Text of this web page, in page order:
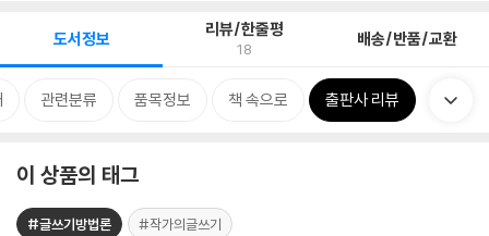
도서정보 리뷰/한줄평
18 배송/반품/교환
관련분류 품목정보 책 속으로 출판사 리뷰
이 상품의 태그
#글쓰기방법론 #작가의글쓰기